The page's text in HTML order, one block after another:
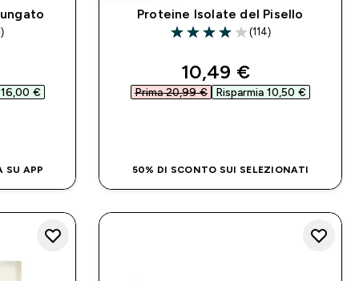
price
16,00 €‎
SU APP
Proteine Isolate del Pisello
3.98 out of 5 stars
(114)
discounted price
10,49 €‎
Prima 20,99 €‎ Risparmia 10,50 €‎
50% DI SCONTO SUI SELEZIONATI